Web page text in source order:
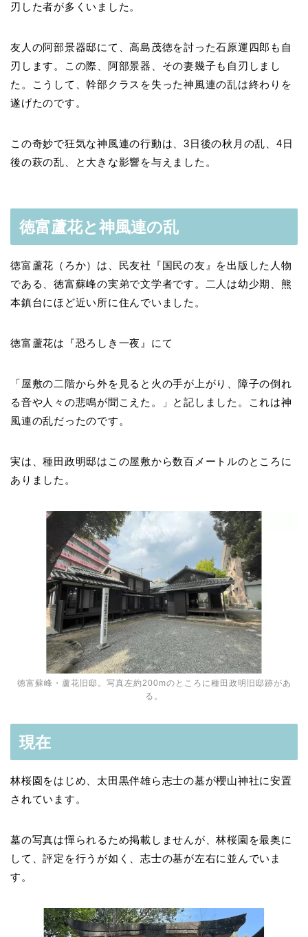
刃した者が多くいました。
友人の阿部景器邸にて、高島茂徳を討った石原運四郎も自
刃します。この際、阿部景器、その妻幾子も自刃しまし
た。こうして、幹部クラスを失った神風連の乱は終わりを
遂げたのです。
この奇妙で狂気な神風連の行動は、3日後の秋月の乱、4日
後の萩の乱、と大きな影響を与えました。
徳富蘆花と神風連の乱
徳富蘆花（ろか）は、民友社『国民の友』を出版した人物
である、徳富蘇峰の実弟で文学者です。二人は幼少期、熊
本鎮台にほど近い所に住んでいました。
徳富蘆花は『恐ろしき一夜』にて
「屋敷の二階から外を見ると火の手が上がり、障子の倒れ
る音や人々の悲鳴が聞こえた。」と記しました。これは神
風連の乱だったのです。
実は、種田政明邸はこの屋敷から数百メートルのところに
ありました。
徳富蘇峰・蘆花旧邸。写真左約200mのところに種田政明旧邸跡があ
る。
現在
林桜園をはじめ、太田黒伴雄ら志士の墓が櫻山神社に安置
されています。
墓の写真は憚られるため掲載しませんが、林桜園を最奥に
して、評定を行うが如く、志士の墓が左右に並んでいま
す。